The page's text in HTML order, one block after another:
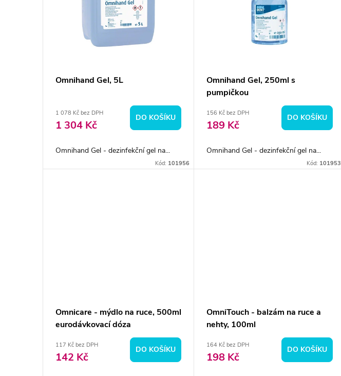
k
Omnihand Gel, 5L
1 078 Kč bez DPH
1 304 Kč
DO KOŠÍKU
Omnihand Gel - dezinfekční gel na...
Kód: 101956
Omnihand Gel, 250ml s
pumpičkou
156 Kč bez DPH
189 Kč
DO KOŠÍKU
Omnihand Gel - dezinfekční gel na...
Kód: 101953
Omnicare - mýdlo na ruce, 500ml
eurodávkovací dóza
117 Kč bez DPH
142 Kč
DO KOŠÍKU
OmniTouch - balzám na ruce a
nehty, 100ml
164 Kč bez DPH
198 Kč
DO KOŠÍKU